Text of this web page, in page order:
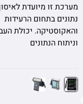
מיועדת לאיסוף
בתחום הרעידות
יכולת העבודה
הנתונים